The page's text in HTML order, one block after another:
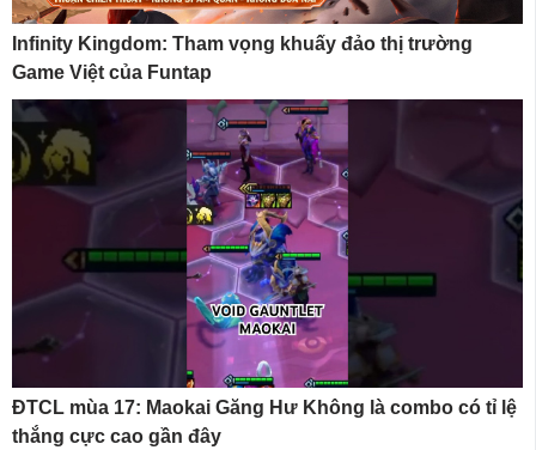
Infinity Kingdom: Tham vọng khuấy đảo thị trường
Game Việt của Funtap
ĐTCL mùa 17: Maokai Găng Hư Không là combo có tỉ lệ
thắng cực cao gần đây